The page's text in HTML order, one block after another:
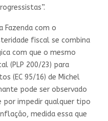
Fazenda com o
fiscal se combina
com que o mesmo
(PLP 200/23) para
(EC 95/16) de Michel
pode ser observado
impedir qualquer tipo
medida essa que